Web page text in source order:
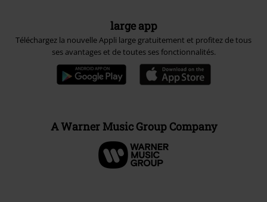
large app
Téléchargez la nouvelle Appli large gratuitement et profitez de tous
ses avantages et de toutes ses fonctionnalités.
A Warner Music Group Company